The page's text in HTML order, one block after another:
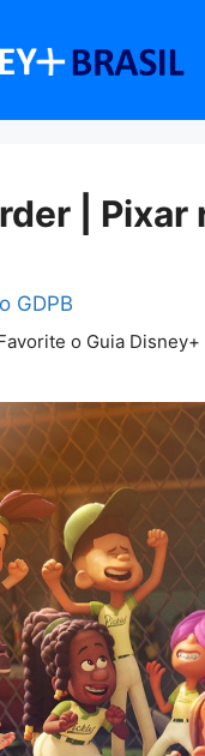
|
GDPB
o Guia